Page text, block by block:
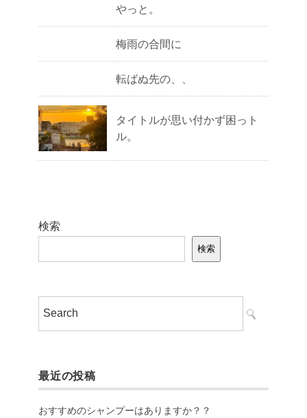
やっと。
梅雨の合間に
転ばぬ先の、、
タイトルが思い付かず困っト
ル。
検索
検索
最近の投稿
おすすめのシャンプーはありますか？？